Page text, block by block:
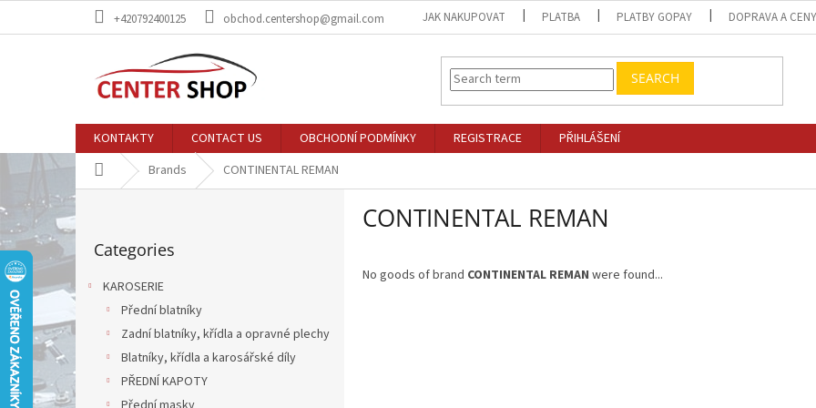
+420792400125 obchod.centershop@gmail.com JAK NAKUPOVAT PLATBA PLATBY GOPAY DOPRAVA A CENY
SEARCH
KONTAKTY CONTACT US OBCHODNÍ PODMÍNKY REGISTRACE
PŘIHLÁŠENÍ
Home Brands CONTINENTAL REMAN
S
i
d
e
a
r
categories
Categories
KAROSERIE
Přední blatníky
Zadní blatníky, křídla a opravné plechy
Blatníky, křídla a karosářské díly
PŘEDNÍ KAPOTY
CONTINENTAL REMAN
No goods of brand CONTINENTAL REMAN were found...